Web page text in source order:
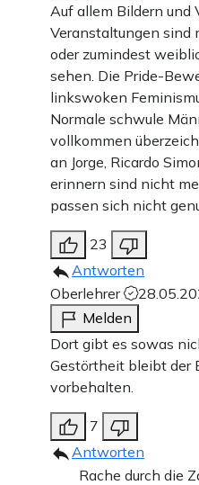
Auf allem Bildern und
Veranstaltungen sind
oder zumindest
sehen. Die Pride-
linkswoken
Normale schwule
vollkommen
an Jorge, Ricardo
erinnern sind nicht
passen sich nicht
23
Antworten
Oberlehrer
Melden
Dort gibt es sowas
Gestörtheit bleibt der
vorbehalten.
7
Antworten
Rache durch die